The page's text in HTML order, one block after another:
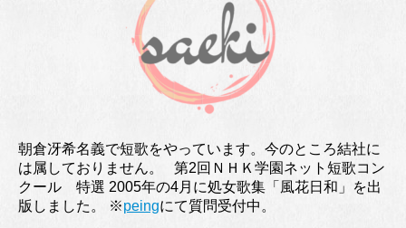
朝倉冴希名義で短歌をやっています。今のところ結社に
は属しておりません。 第2回ＮＨＫ学園ネット短歌コン
クール 特選 2005年の4月に処女歌集「風花日和」を出
版しました。 ※peingにて質問受付中。